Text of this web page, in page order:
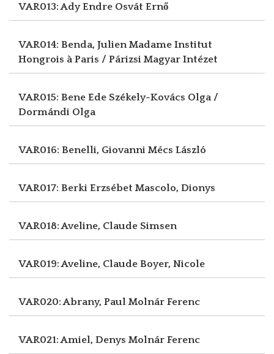
VAR013: Ady Endre Osvát Ernő
VAR014: Benda, Julien Madame Institut
Hongrois à Paris / Párizsi Magyar Intézet
VAR015: Bene Ede Székely-Kovács Olga /
Dormándi Olga
VAR016: Benelli, Giovanni Mécs László
VAR017: Berki Erzsébet Mascolo, Dionys
VAR018: Aveline, Claude Simsen
VAR019: Aveline, Claude Boyer, Nicole
VAR020: Abrany, Paul Molnár Ferenc
VAR021: Amiel, Denys Molnár Ferenc